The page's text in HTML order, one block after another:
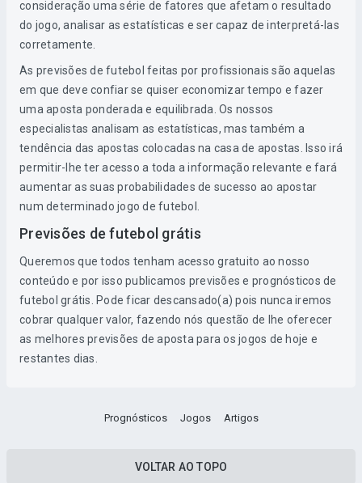
consideração uma série de fatores que afetam o resultado
do jogo, analisar as estatísticas e ser capaz de interpretá-las
corretamente.
As previsões de futebol feitas por profissionais são aquelas
em que deve confiar se quiser economizar tempo e fazer
uma aposta ponderada e equilibrada. Os nossos
especialistas analisam as estatísticas, mas também a
tendência das apostas colocadas na casa de apostas. Isso irá
permitir-lhe ter acesso a toda a informação relevante e fará
aumentar as suas probabilidades de sucesso ao apostar
num determinado jogo de futebol.
Previsões de futebol grátis
Queremos que todos tenham acesso gratuito ao nosso
conteúdo e por isso publicamos previsões e prognósticos de
futebol grátis. Pode ficar descansado(a) pois nunca iremos
cobrar qualquer valor, fazendo nós questão de lhe oferecer
as melhores previsões de aposta para os jogos de hoje e
restantes dias.
Prognósticos Jogos Artigos
VOLTAR AO TOPO